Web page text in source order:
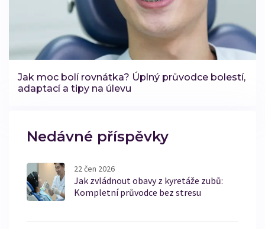
Jak moc bolí rovnátka? Úplný průvodce bolestí,
adaptací a tipy na úlevu
Nedávné příspěvky
22 čen 2026
Jak zvládnout obavy z kyretáže zubů:
Kompletní průvodce bez stresu